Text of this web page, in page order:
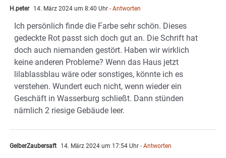
H.peter 14. März 2024 um 8:40 Uhr - Antworten
Ich persönlich finde die Farbe sehr schön. Dieses
gedeckte Rot passt sich doch gut an. Die Schrift hat
doch auch niemanden gestört. Haben wir wirklich
keine anderen Probleme? Wenn das Haus jetzt
lilablassblau wäre oder sonstiges, könnte ich es
verstehen. Wundert euch nicht, wenn wieder ein
Geschäft in Wasserburg schließt. Dann stünden
nämlich 2 riesige Gebäude leer.
GelberZaubersaft 14. März 2024 um 17:54 Uhr - Antworten